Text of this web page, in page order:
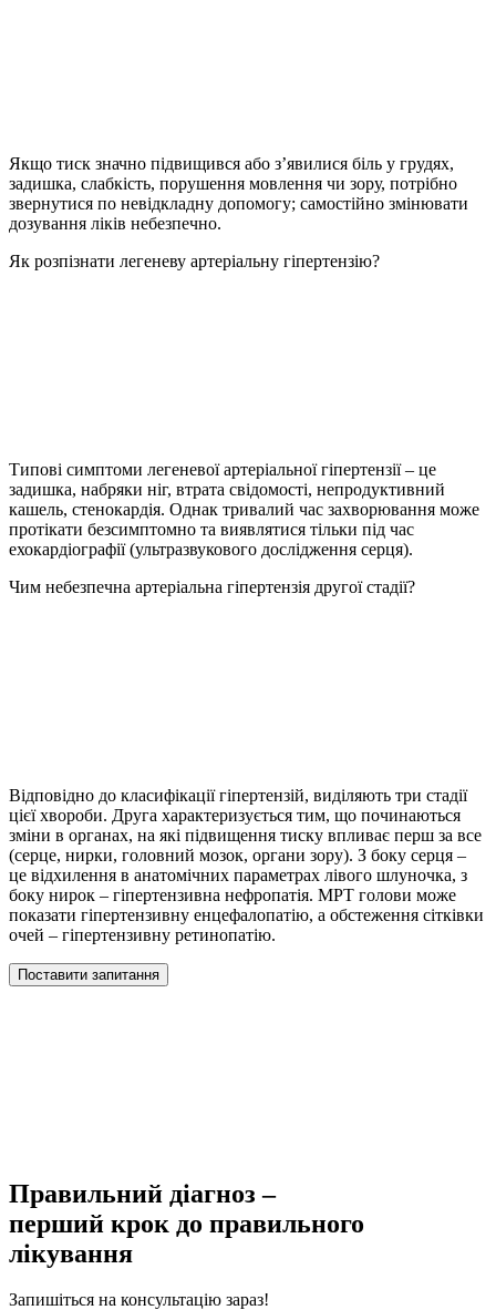
Якщо тиск значно підвищився або з’явилися біль у грудях,
задишка, слабкість, порушення мовлення чи зору, потрібно
звернутися по невідкладну допомогу; самостійно змінювати
дозування ліків небезпечно.
Як розпізнати легеневу артеріальну гіпертензію?
Типові симптоми легеневої артеріальної гіпертензії – це
задишка, набряки ніг, втрата свідомості, непродуктивний
кашель, стенокардія. Однак тривалий час захворювання може
протікати безсимптомно та виявлятися тільки під час
ехокардіографії (ультразвукового дослідження серця).
Чим небезпечна артеріальна гіпертензія другої стадії?
Відповідно до класифікації гіпертензій, виділяють три стадії
цієї хвороби. Друга характеризується тим, що починаються
зміни в органах, на які підвищення тиску впливає перш за все
(серце, нирки, головний мозок, органи зору). З боку серця –
це відхилення в анатомічних параметрах лівого шлуночка, з
боку нирок – гіпертензивна нефропатія. МРТ голови може
показати гіпертензивну енцефалопатію, а обстеження сітківки
очей – гіпертензивну ретинопатію.
Поставити запитання
Правильний діагноз –
перший крок до правильного
лікування
Запишіться на консультацію зараз!